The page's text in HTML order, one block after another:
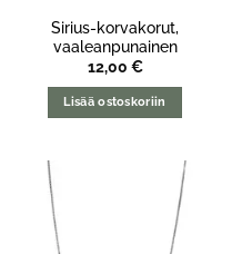
Sirius-korvakorut,
vaaleanpunainen
12,00 €
Lisää ostoskoriin